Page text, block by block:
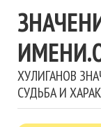
ХУЛИГАНОВ
СУДЬБА И